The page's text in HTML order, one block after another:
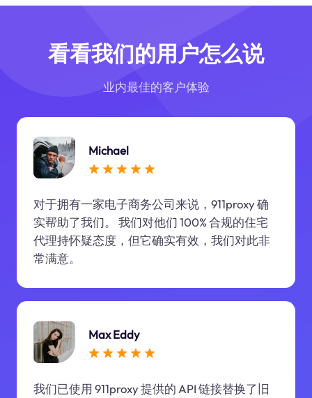
看看我们的用户怎么说
业内最佳的客户体验
Michael
对于拥有一家电子商务公司来说，911proxy 确
实帮助了我们。 我们对他们 100% 合规的住宅
代理持怀疑态度，但它确实有效，我们对此非
常满意。
Max Eddy
我们已使用 911proxy 提供的 API 链接替换了旧